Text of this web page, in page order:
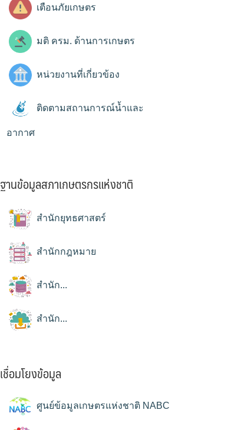
เตือนภัยเกษตร
มติ ครม. ด้านการเกษตร
หน่วยงานที่เกี่ยวข้อง
ติดตามสถานการณ์น้ำและ
อากาศ
ฐานข้อมูลสภาเกษตรกรแห่งชาติ
สำนักยุทธศาสตร์
สำนักกฎหมาย
สำนัก...
สำนัก...
เชื่อมโยงข้อมูล
ศูนย์ข้อมูลเกษตรแห่งชาติ NABC